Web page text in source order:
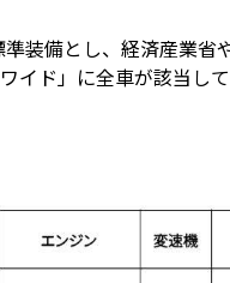
装備とし、経済産業省
ド」に全車が該当して